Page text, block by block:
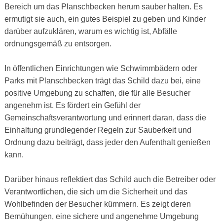
Bereich um das Planschbecken herum sauber halten. Es
ermutigt sie auch, ein gutes Beispiel zu geben und Kinder
darüber aufzuklären, warum es wichtig ist, Abfälle
ordnungsgemäß zu entsorgen.
In öffentlichen Einrichtungen wie Schwimmbädern oder
Parks mit Planschbecken trägt das Schild dazu bei, eine
positive Umgebung zu schaffen, die für alle Besucher
angenehm ist. Es fördert ein Gefühl der
Gemeinschaftsverantwortung und erinnert daran, dass die
Einhaltung grundlegender Regeln zur Sauberkeit und
Ordnung dazu beiträgt, dass jeder den Aufenthalt genießen
kann.
Darüber hinaus reflektiert das Schild auch die Betreiber oder
Verantwortlichen, die sich um die Sicherheit und das
Wohlbefinden der Besucher kümmern. Es zeigt deren
Bemühungen, eine sichere und angenehme Umgebung